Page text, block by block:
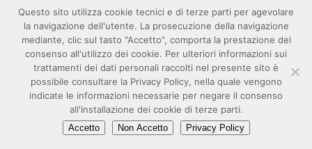
2017 © FISM - realizzato da digital idea srl
link privacy credits responsabilità copyright
Questo sito utilizza cookie tecnici e di terze parti per agevolare
la navigazione dell'utente. La prosecuzione della navigazione
mediante, clic sul tasto “Accetto”, comporta la prestazione del
consenso all'utilizzo dei cookie. Per ulteriori informazioni sui
trattamenti dei dati personali raccolti nel presente sito è
possibile consultare la Privacy Policy, nella quale vengono
indicate le informazioni necessarie per negare il consenso
all'installazione dei cookie di terze parti.
Accetto Non Accetto Privacy Policy